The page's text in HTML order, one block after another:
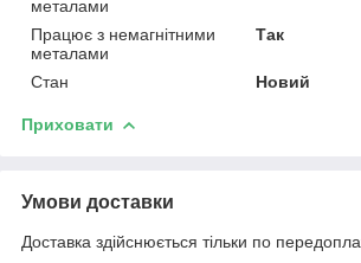
металами
Працює з немагнітними
металами
Так
Стан Новий
Приховати
Умови доставки
Доставка здійснюється тільки по